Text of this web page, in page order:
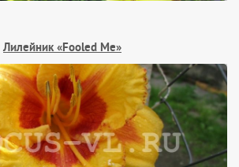
Лилейник «Fooled Me»